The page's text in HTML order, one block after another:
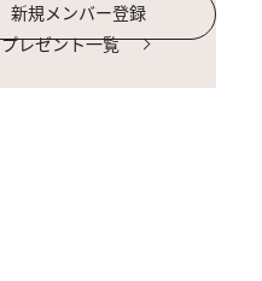
新規メンバー登録
プレゼント一覧